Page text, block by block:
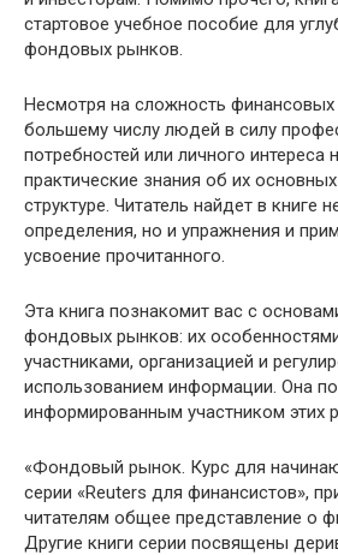
стартовое учебное пособие для
фондовых рынков.
Несмотря на сложность финансовых
большему числу людей в силу
потребностей или личного интереса
практические знания об их
структуре. Читатель найдет в книге
определения, но и упражнения и
усвоение прочитанного.
Эта книга познакомит вас с
фондовых рынков: их
участниками, организацией и
использованием информации. Она
информированным участником этих
«Фондовый рынок. Курс для
серии «Reuters для финансистов»,
читателям общее представление о
Другие книги серии посвящены